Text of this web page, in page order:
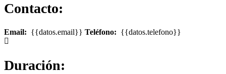
Contacto:
Email: {{datos.email}} Teléfono: {{datos.telefono}}
Duración: